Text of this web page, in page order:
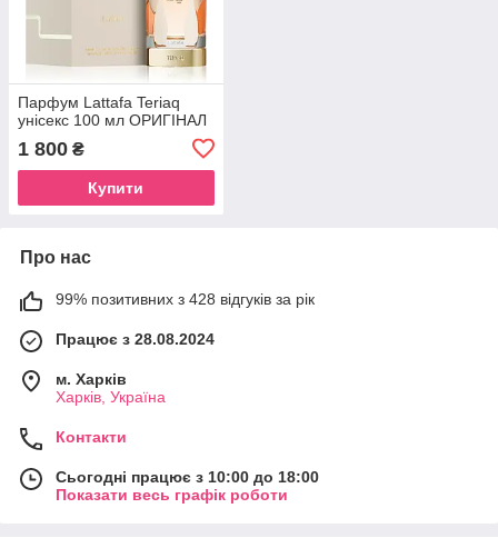
Парфум Lattafa Teriaq
унісекс 100 мл ОРИГІНАЛ
1 800 ₴
Купити
Про нас
99% позитивних з 428 відгуків за рік
Працює з 28.08.2024
м. Харків
Харків, Україна
Контакти
Сьогодні працює з 10:00 до 18:00
Показати весь графік роботи